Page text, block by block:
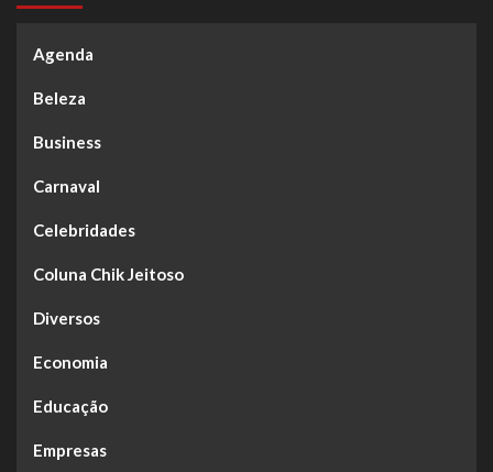
Agenda
Beleza
Business
Carnaval
Celebridades
Coluna Chik Jeitoso
Diversos
Economia
Educação
Empresas